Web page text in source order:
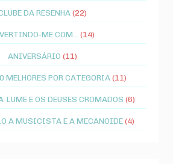
DA RESENHA(22)
ME COM... (14)
ANIVERSÁRIO (11)
POR CATEGORIA (11)
LUME E OS DEUSES CROMADOS (6)
A MUSICISTA E A MECANOIDE(4)